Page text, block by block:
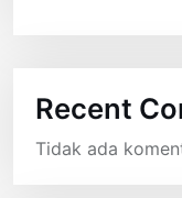
Recent
Tidak ada